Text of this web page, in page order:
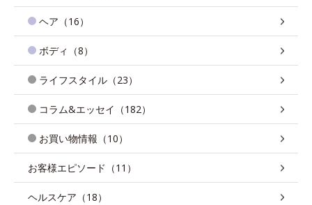
ヘア（16）
ボディ（8）
ライフスタイル（23）
コラム&エッセイ（182）
お買い物情報（10）
お客様エピソード（11）
ヘルスケア（18）